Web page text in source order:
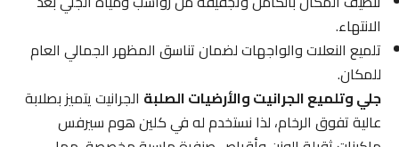
الانتهاء.
تلميع النعلات والواجهات لضمان تناسق المظهر الجمالي العام
للمكان.
جلي وتلميع الجرانيت والأرضيات الصلبةالجرانيت يتميز بصلابة
عالية تفوق الرخام، لذا نستخدم له في كلين هوم سيرفس